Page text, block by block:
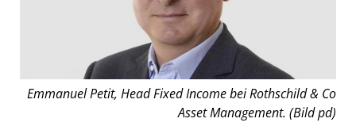
Emmanuel Petit, Head Fixed Income bei Rothschild & Co
Asset Management. (Bild pd)